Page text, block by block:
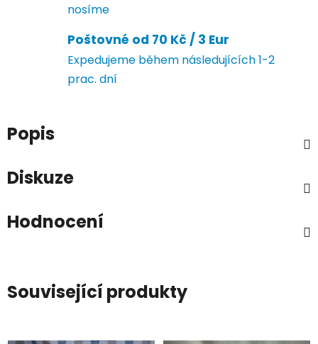
nosíme
Poštovné od 70 Kč / 3 Eur
Expedujeme během následujících 1-2
prac. dní
Popis
Diskuze
Hodnocení
Související produkty